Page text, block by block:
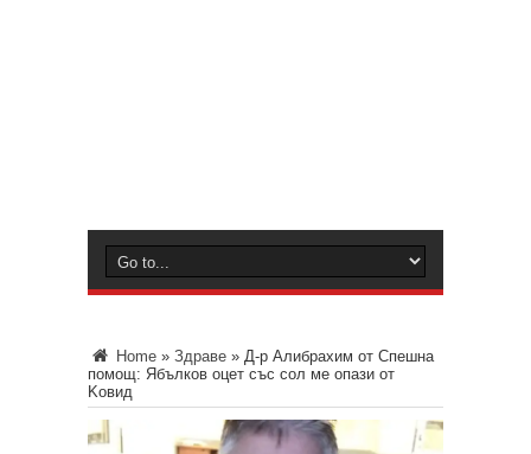
Home » Здраве » Д-р Алибрахим от Спешна
помощ: Ябълков оцет със сол ме опази от
Koвид